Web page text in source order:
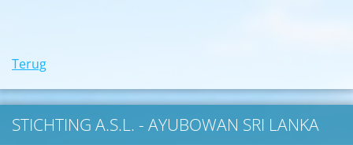
Terug
STICHTING A.S.L. - AYUBOWAN SRI LANKA